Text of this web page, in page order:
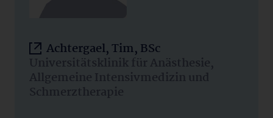
Achtergael, Tim, BSc
Universitätsklinik für Anästhesie,
Allgemeine Intensivmedizin und
Schmerztherapie